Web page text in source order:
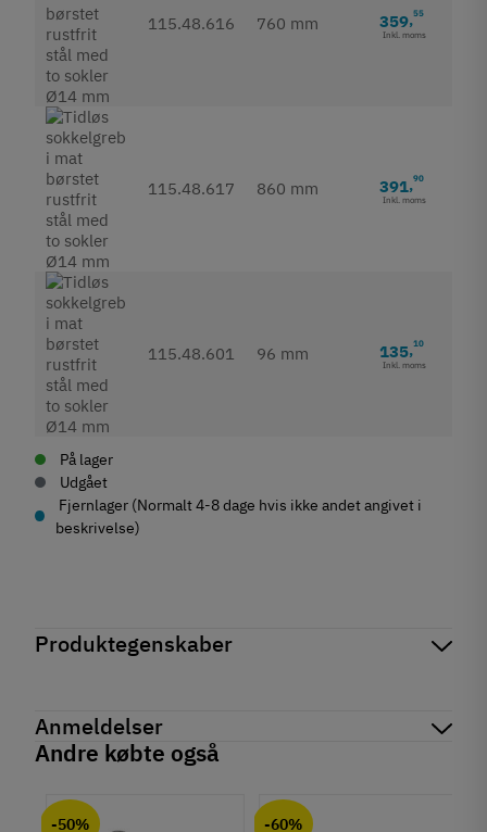
115.48.616 760 mm 359,55
Inkl. moms
115.48.617 860 mm 391,90
Inkl. moms
115.48.601 96 mm 135,10
Inkl. moms
På lager
Udgået
Fjernlager (Normalt 4-8 dage hvis ikke andet angivet i
beskrivelse)
Produktegenskaber
På lager0 Varer
Produktinformation
Materiale
Rustfrit stål
Anmeldelser
Andre købte også
-50% -60%